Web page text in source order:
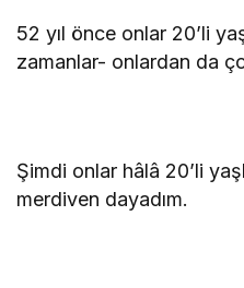
52 yıl önce onlar 20’li
zamanlar- onlardan da
Şimdi onlar hâlâ 20’li
merdiven dayadım.